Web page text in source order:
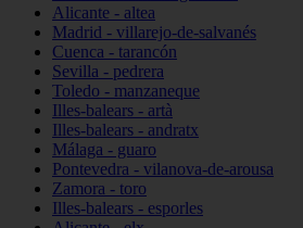
Alicante - altea
Madrid - villarejo-de-salvanés
Cuenca - tarancón
Sevilla - pedrera
Toledo - manzaneque
Illes-balears - artà
Illes-balears - andratx
Málaga - guaro
Pontevedra - vilanova-de-arousa
Zamora - toro
Illes-balears - esporles